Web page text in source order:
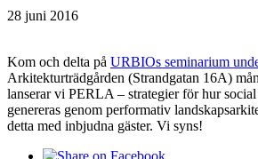
28 juni 2016
Kom och delta på URBIOs seminarium
Arkitekturträdgården (Strandgatan 16A)
lanserar vi PERLA – strategier för hur
genereras genom performativ
detta med inbjudna gäster. Vi syns!